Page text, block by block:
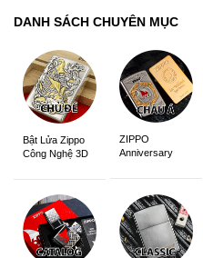
DANH SÁCH CHUYÊN MỤC
Bật Lửa Zippo
Công Nghệ 3D
ZIPPO
Anniversary